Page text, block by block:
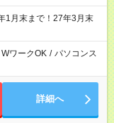
1月末まで！27年3月末
ワークOK / パソコンス
詳細へ